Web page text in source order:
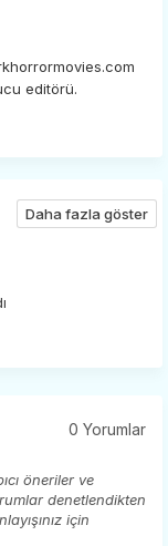
editörü.
Daha fazla göster
0 Yorumlar
öneriler ve
denetlendikten
için